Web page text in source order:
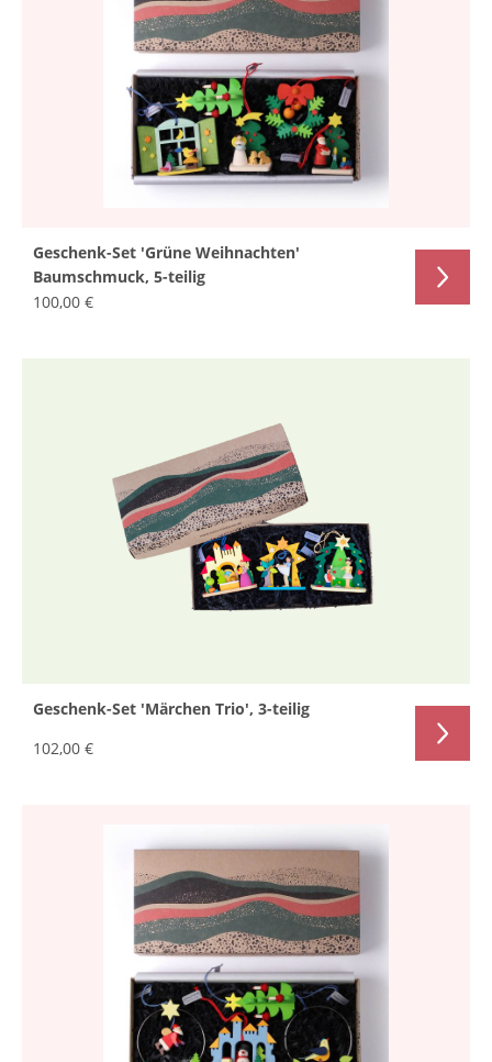
Geschenk-Set 'Grüne Weihnachten'
Baumschmuck, 5-teilig
100,00 €
Geschenk-Set 'Märchen Trio', 3-teilig
102,00 €